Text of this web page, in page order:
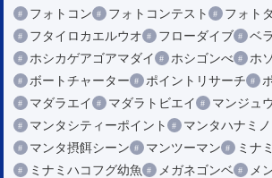
フォトコン
フォトコンテスト
フォト
フタイロカエルウオ
フローダイブ ベラ
ホシカゲアゴアマダイ
ホシゴンべ ホ
ボートチャーター
ポイントリサーチ
マダラエイ
マダラトビエイ マンジュ
マンタシティーポイント
マンタハナミ
マンタ摂餌シーン
マンツーマン
ミナ
ミナミハコフグ幼魚
メガネゴンベ
メ